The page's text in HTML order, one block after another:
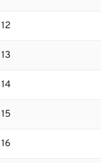
12
13
14
15
16